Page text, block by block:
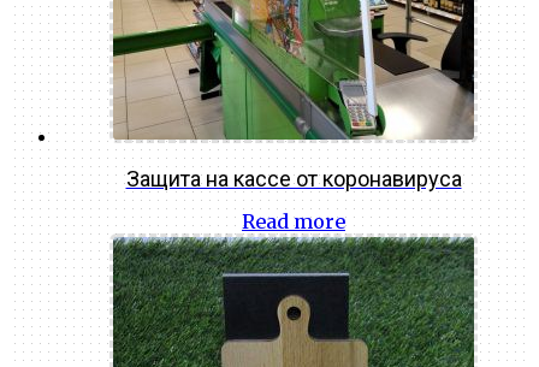
Защита на кассе от коронавируса
Read more